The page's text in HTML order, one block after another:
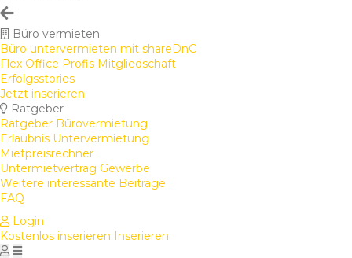
Büro vermieten
Büro untervermieten mit shareDnC
Flex Office Profis Mitgliedschaft
Erfolgsstories
Jetzt inserieren
Ratgeber
Ratgeber Bürovermietung
Erlaubnis Untervermietung
Mietpreisrechner
Untermietvertrag Gewerbe
Weitere interessante Beiträge
FAQ
Login
Kostenlos inserieren Inserieren